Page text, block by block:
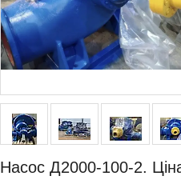
Насос Д2000-100-2.